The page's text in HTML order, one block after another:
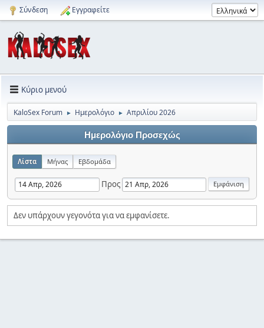
Σύνδεση Εγγραφείτε
Κύριο μενού
KaloSex Forum ► Ημερολόγιο ► Απριλίου 2026
Ημερολόγιο Προσεχώς
Λίστα Μήνας Εβδομάδα
Προς
Δεν υπάρχουν γεγονότα για να εμφανίσετε.